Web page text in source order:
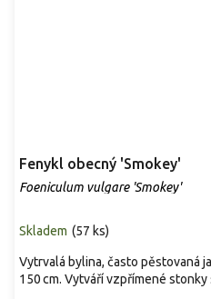
Fenykl obecný 'Smokey'
Foeniculum vulgare 'Smokey'
Skladem (57 ks)
Vytrvalá bylina, často pěstovaná
150 cm. Vytváří vzpřímené stonky